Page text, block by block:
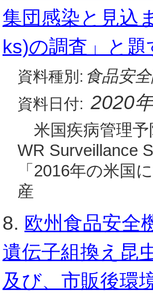
集団感染と見込
ks)の調査」と
資料種別: 食品安
資料日付: 2020
米国疾病管理予
WR Surveillance
「2016年の米国
産
8. 欧州食品安全
遺伝子組換え昆
及び、市販後環